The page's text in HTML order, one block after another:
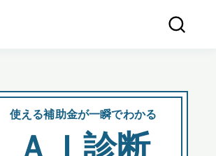
使える補助金が一瞬でわかる
ＡＩ診断